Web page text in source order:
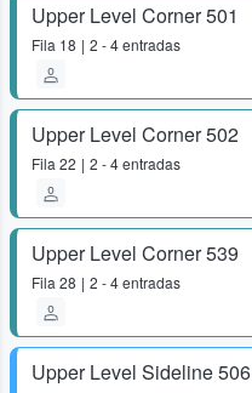
Upper Level Corner 501
Fila 18 2 - 4 entradas
Upper Level Corner 502
Fila 22 2 - 4 entradas
Upper Level Corner 539
Fila 28 2 - 4 entradas
Upper Level Sideline 506